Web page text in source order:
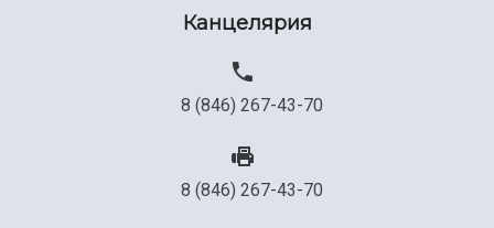
Канцелярия
8 (846) 267-43-70
8 (846) 267-43-70